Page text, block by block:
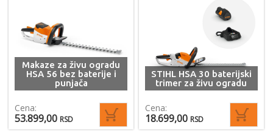
Makaze za živu ogradu
HSA 56 bez baterije i
punjača
Cena:
53.899,00 RSD
STIHL HSA 30 baterijski
trimer za živu ogradu
Cena:
18.699,00 RSD